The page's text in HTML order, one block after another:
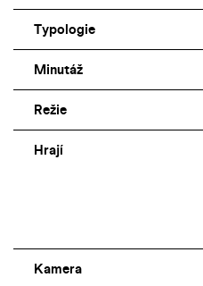
Typologie
Minutáž
Režie
Hrají
Kamera